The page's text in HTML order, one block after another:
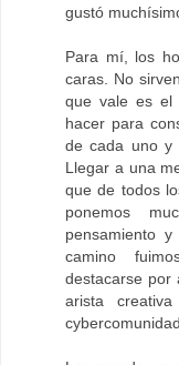
gustó
Para mí, los
caras. No
que vale es el
hacer para
de cada uno y
Llegar a una
que de todos
ponemos
pensamiento
camino
destacarse por
arista
cybercomunidad.